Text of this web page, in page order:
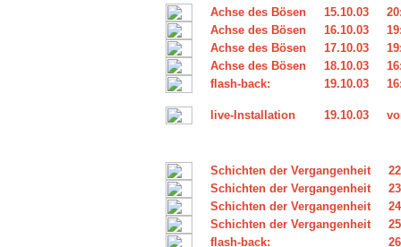
Achse des Bösen 15.10.03
Achse des Bösen
16.10.03
Achse des Bösen
17.10.03
Achse des Bösen
18.10.03
flash-back:
19.10.03
live-Installation 19.10.03
Schichten der Vergangenheit
Schichten der Vergangenheit
Schichten der Vergangenheit
Schichten der Vergangenheit
flash-back: